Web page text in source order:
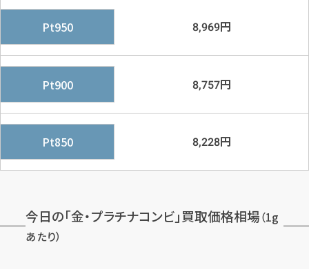
Pt950 8,969円
Pt900 8,757円
Pt850 8,228円
今日の「金・プラチナコンビ」買取価格相場（1g
あたり）